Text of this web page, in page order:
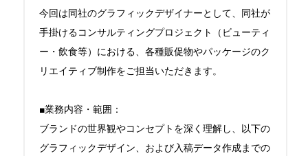
今回は同社のグラフィックデザイナーとして、同社が
手掛けるコンサルティングプロジェクト（ビューティ
ー・飲食等）における、各種販促物やパッケージのク
リエイティブ制作をご担当いただきます。
■業務内容・範囲：
ブランドの世界観やコンセプトを深く理解し、以下の
グラフィックデザイン、および入稿データ作成までの